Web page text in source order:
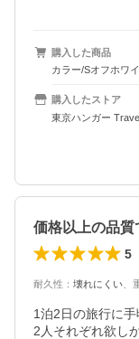
購入した商品
カラー/Sオフホワ
購入したストア
東京ハンガー
価格以上の品質
5
耐久性 ： 壊れにくい
1泊2日の旅行に
2人それぞれ欲し